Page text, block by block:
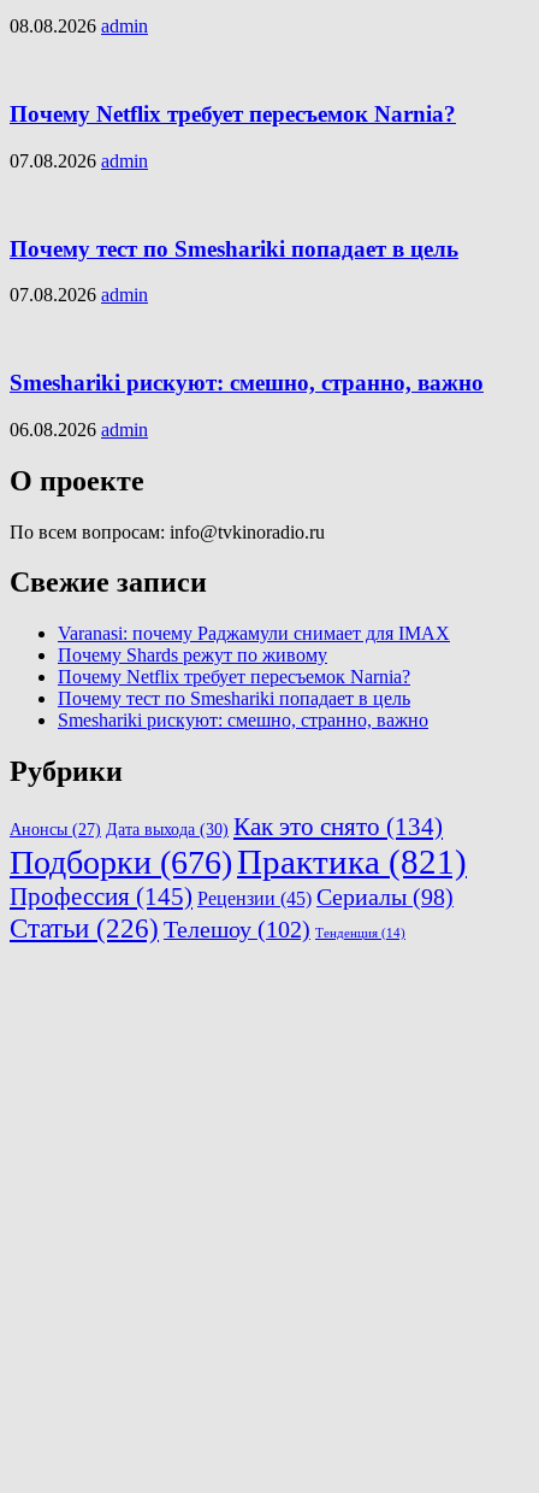
08.08.2026 admin
Почему Netflix требует пересъемок Narnia?
07.08.2026 admin
Почему тест по Smeshariki попадает в цель
07.08.2026 admin
Smeshariki рискуют: смешно, странно, важно
06.08.2026 admin
О проекте
По всем вопросам: info@tvkinoradio.ru
Свежие записи
Varanasi: почему Раджамули снимает для IMAX
Почему Shards режут по живому
Почему Netflix требует пересъемок Narnia?
Почему тест по Smeshariki попадает в цель
Smeshariki рискуют: смешно, странно, важно
Рубрики
Анонсы (27) Дата выхода (30) Как это снято (134)
Подборки (676)Практика (821)
Профессия (145) Рецензии (45) Сериалы (98)
Статьи (226) Телешоу (102) Тенденция (14)